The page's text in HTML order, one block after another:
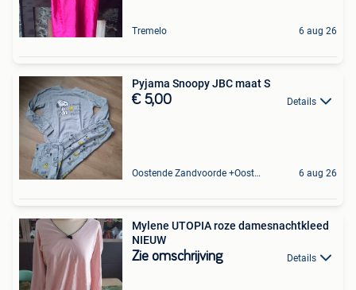
Tremelo 6 aug 26
Pyjama Snoopy JBC maat S
€ 5,00 Details
Oostende Zandvoorde +Oostende 6 aug 26
Mylene UTOPIA roze damesnachtkleed
NIEUW
Zie omschrijving Details